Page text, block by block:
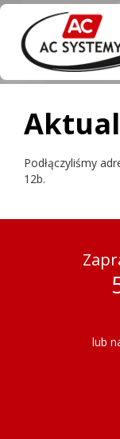
Podłączyliśmy
12b.
lub